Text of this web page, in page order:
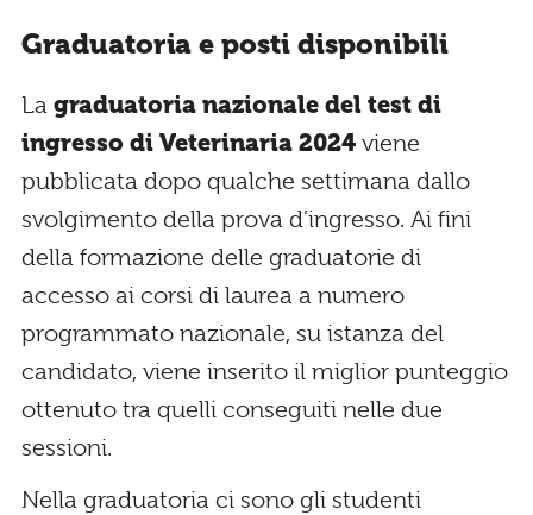
Graduatoria e posti disponibili
La graduatoria nazionale del test di
ingresso di Veterinaria 2024 viene
pubblicata dopo qualche settimana dallo
svolgimento della prova d’ingresso. Ai fini
della formazione delle graduatorie di
accesso ai corsi di laurea a numero
programmato nazionale, su istanza del
candidato, viene inserito il miglior punteggio
ottenuto tra quelli conseguiti nelle due
sessioni.
Nella graduatoria ci sono gli studenti